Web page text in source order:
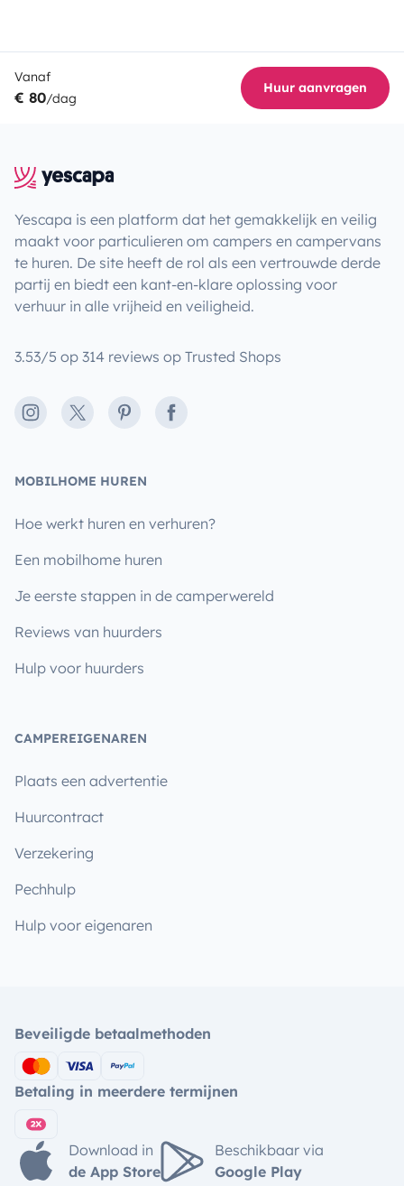
Vanaf
€ 80/dag
Huur aanvragen
Yescapa is een platform dat het gemakkelijk en veilig
maakt voor particulieren om campers en campervans
te huren. De site heeft de rol als een vertrouwde derde
partij en biedt een kant-en-klare oplossing voor
verhuur in alle vrijheid en veiligheid.
3.53/5 op 314 reviews op Trusted Shops
Instagram
X PinterestFacebook
MOBILHOME HUREN
Hoe werkt huren en verhuren?
Een mobilhome huren
Je eerste stappen in de camperwereld
Reviews van huurders
Hulp voor huurders
CAMPEREIGENAREN
Plaats een advertentie
Huurcontract
Verzekering
Pechhulp
Hulp voor eigenaren
Beveiligde betaalmethoden
Betaling in meerdere termijnen
Download in
de App Store
Beschikbaar via
Google Play